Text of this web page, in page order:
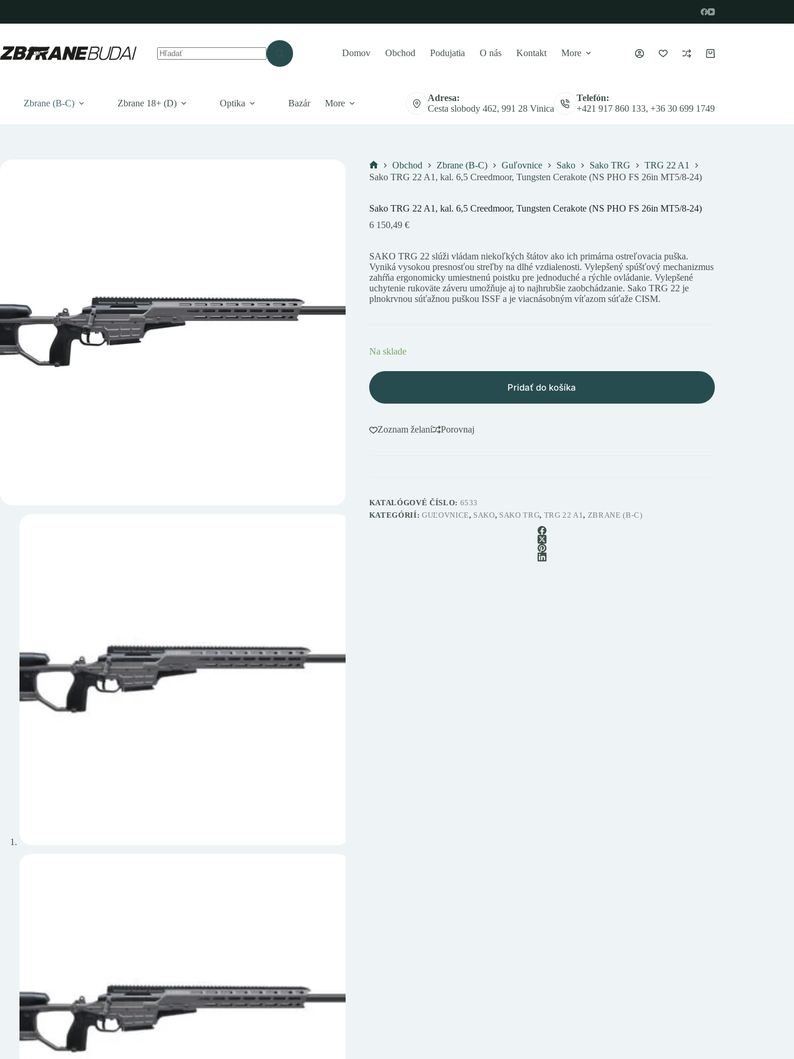
obsah
Domov Obchod Podujatia O nás Kontakt More
Nákupný
Zbrane (B-C) Zbrane 18+ (D) Optika Bazár More
Adresa:
Cesta slobody 462, 991 28 Vinica
Telefón:
+421 917 860 133, +36 30 699 1749
Domov
Obchod Zbrane (B-C) Guľovnice Sako Sako TRG
TRG 22 A1
Sako TRG 22 A1, kal. 6,5 Creedmoor, Tungsten Cerakote (NS PHO FS 26in MT5/8-24)
Sako TRG 22 A1, kal. 6,5 Creedmoor, Tungsten Cerakote (NS PHO FS 26in MT5/8-24)
6 150,49 €
SAKO TRG 22 slúži vládam niekoľkých štátov ako ich primárna ostreľovacia puška.
Vyniká vysokou presnosťou streľby na dlhé vzdialenosti. Vylepšený spúšťový mechanizmus
zahŕňa ergonomicky umiestnenú poistku pre jednoduché a rýchle ovládanie. Vylepšené
uchytenie rukoväte záveru umožňuje aj to najhrubšie zaobchádzanie. Sako TRG 22 je
plnokrvnou súťažnou puškou ISSF a je viacnásobným víťazom súťaže CISM.
Na sklade
Pridať do košíka
Zoznam želaní Porovnaj
KATALÓGOVÉ ČÍSLO: 6533
KATEGÓRIÍ: GUĽOVNICE, SAKO, SAKO TRG, TRG 22 A1, ZBRANE (B-C)